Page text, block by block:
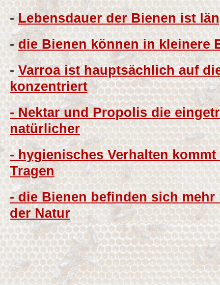
-Lebensdauer der Bienen ist
-die Bienen können in kleinere
-Varroa ist hauptsächlich auf
konzentriert
- Nektar und Propolis die
natürlicher
- hygienisches Verhalten
Tragen
- die Bienen befinden sich
der Natur